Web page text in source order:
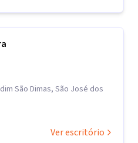
São Dimas, São José dos
Ver escritório